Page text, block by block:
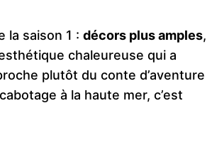
la saison 1 : décors plus amples,
chaleureuse qui a
plutôt du conte d’aventure
à la haute mer, c’est